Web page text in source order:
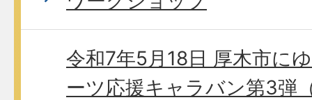
令和7年5月18日 厚木市に
ーツ応援キャラバン第3弾